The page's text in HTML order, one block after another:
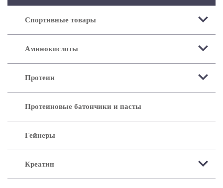
Спортивные товары
Аминокислоты
Протеин
Протеиновые батончики и пасты
Гейнеры
Креатин